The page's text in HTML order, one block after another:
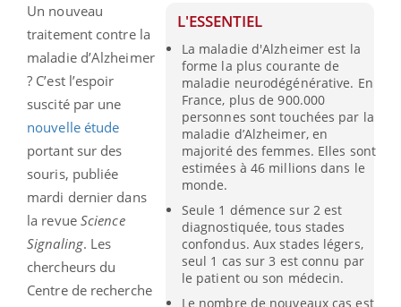
L'ESSENTIEL
La maladie d'Alzheimer est la
forme la plus courante de
maladie neurodégénérative. En
France, plus de 900.000
personnes sont touchées par la
maladie d’Alzheimer, en
majorité des femmes. Elles sont
estimées à 46 millions dans le
monde.
Seule 1 démence sur 2 est
diagnostiquée, tous stades
confondus. Aux stades légers,
seul 1 cas sur 3 est connu par
le patient ou son médecin.
Le nombre de nouveaux cas est
Un nouveau
traitement contre la
maladie d’Alzheimer
? C’est l’espoir
suscité par une
nouvelle étude
portant sur des
souris, publiée
mardi dernier dans
la revue Science
Signaling. Les
chercheurs du
Centre de recherche